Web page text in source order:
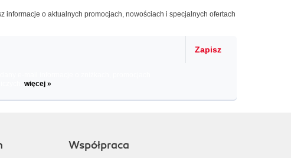
informacje o aktualnych promocjach, nowościach i specjalnych ofertach
Zapisz
więcej »
Współpraca